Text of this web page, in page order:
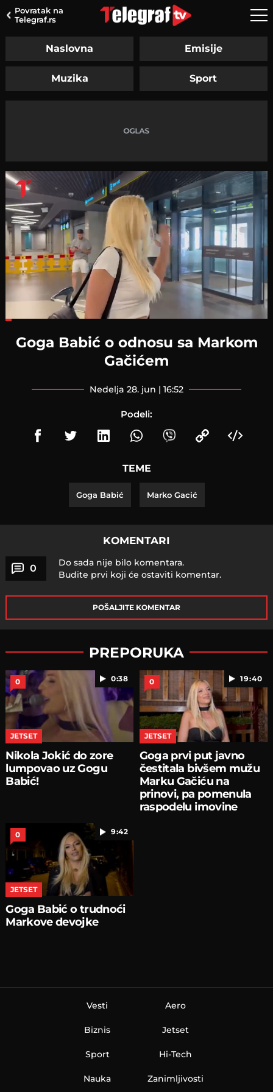
Povratak na
Telegraf.rs
Naslovna Emisije
Muzika Sport
Goga Babić o odnosu sa Markom
Gačićem
nedelja 28. jun | 16:52
Podeli:
TEME
Goga Babić Marko Gacić
KOMENTARI
0
Do sada nije bilo komentara.
Budite prvi koji će ostaviti komentar.
POŠALJITE KOMENTAR
PREPORUKA
0:38
0
JETSET
Nikola Jokić do zore
lumpovao uz Gogu
Babić!
19:40
0
JETSET
Goga prvi put javno
čestitala bivšem mužu
Marku Gačiću na
prinovi, pa pomenula
raspodelu imovine
9:42
0
JETSET
Goga Babić o trudnoći
Markove devojke
Vesti
Biznis
Sport
Nauka
Aero
Jetset
Hi-Tech
Zanimljivosti